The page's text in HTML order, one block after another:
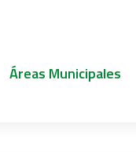
Áreas Municipales